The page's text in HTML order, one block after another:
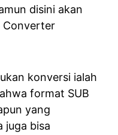
disini akan
Converter
konversi ialah
format SUB
yang
juga bisa